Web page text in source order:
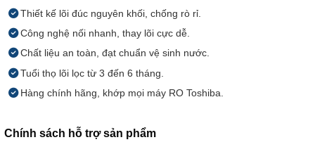
Thiết kế lõi đúc nguyên khối, chống rò rỉ.
Công nghệ nối nhanh, thay lõi cực dễ.
Chất liệu an toàn, đạt chuẩn vệ sinh nước.
Tuổi thọ lõi lọc từ 3 đến 6 tháng.
Hàng chính hãng, khớp mọi máy RO Toshiba.
Chính sách hỗ trợ sản phẩm